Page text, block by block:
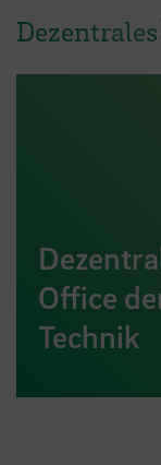
Office
Technik